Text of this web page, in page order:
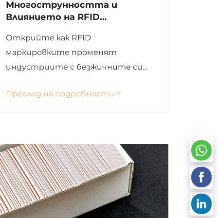
Многострунността и
Влиянието на RFID
Современните Приложения
Открийте как RFID
маркировките променят
индустриите с безжичните си
повишавайки ефективността
бъдещето на управлението на
данни с иновативните RFID
решения на Xinye.
Преглед на подробности